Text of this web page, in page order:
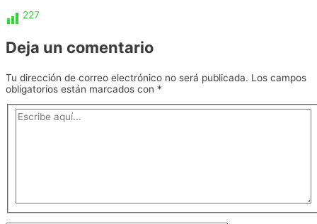
227
Deja un comentario
Tu dirección de correo electrónico no será publicada. Los campos
obligatorios están marcados con *
Escribe